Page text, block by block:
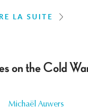
LA SUITE
on the Cold
Michaël Auwers